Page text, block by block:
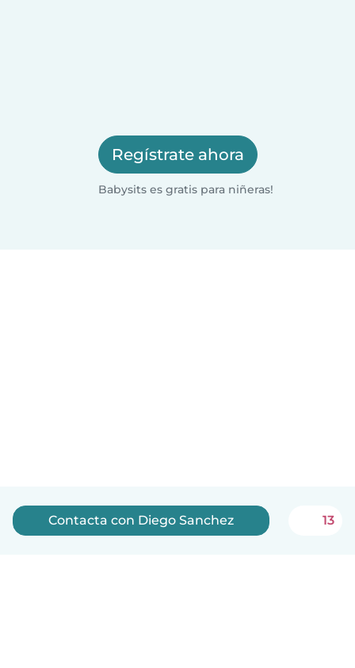
Regístrate ahora
Babysits es gratis para niñeras!
Contacta con Diego Sanchez 13